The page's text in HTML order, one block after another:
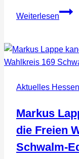
Weiterlesen
Bund
die
Aktuelles Hessen
Markus
die Freien
Schwalm-